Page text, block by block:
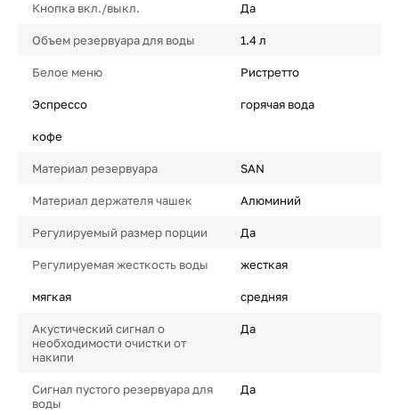
Кнопка вкл./выкл. Да
Объем резервуара для воды 1.4 л
Белое меню Ристретто
Эспрессо горячая вода
кофе
Материал резервуара SAN
Материал держателя чашек Алюминий
Регулируемый размер порции Да
Регулируемая жесткость воды жесткая
мягкая средняя
Акустический сигнал о
необходимости очистки от
накипи
Да
Сигнал пустого резервуара для
воды
Да